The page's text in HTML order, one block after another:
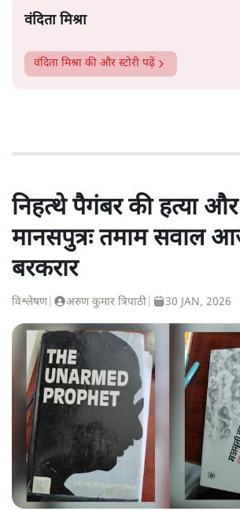
वंदिता मिश्रा
वंदिता मिश्रा की और स्टोरी पढ़ें
निहत्थे पैगंबर की हत्या
मानसपुत्रः तमाम सवाल
बरकरार
विश्लेषण| अरुण कुमार त्रिपाठी 30 JAN, 2026